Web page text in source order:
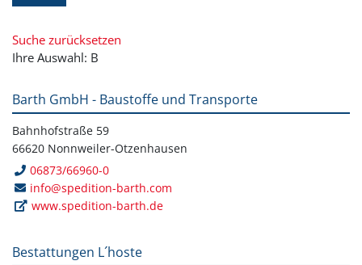
Suche zurücksetzen
Ihre Auswahl: B
Barth GmbH - Baustoffe und Transporte
Bahnhofstraße 59
66620 Nonnweiler-Otzenhausen
06873/66960-0
info@spedition-barth.com
www.spedition-barth.de
Bestattungen L´hoste